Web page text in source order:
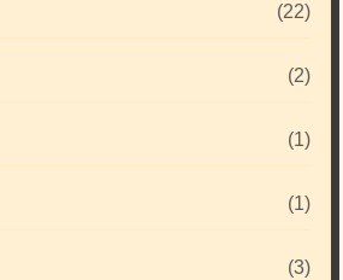
(22)
(2)
(1)
(1)
(3)